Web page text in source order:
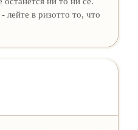
лейте в ризотто то, что